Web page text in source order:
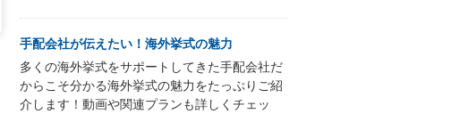
手配会社が伝えたい！海外挙式の魅力
多くの海外挙式をサポートしてきた手配会社だ
からこそ分かる海外挙式の魅力をたっぷりご紹
介します！動画や関連プランも詳しくチェッ